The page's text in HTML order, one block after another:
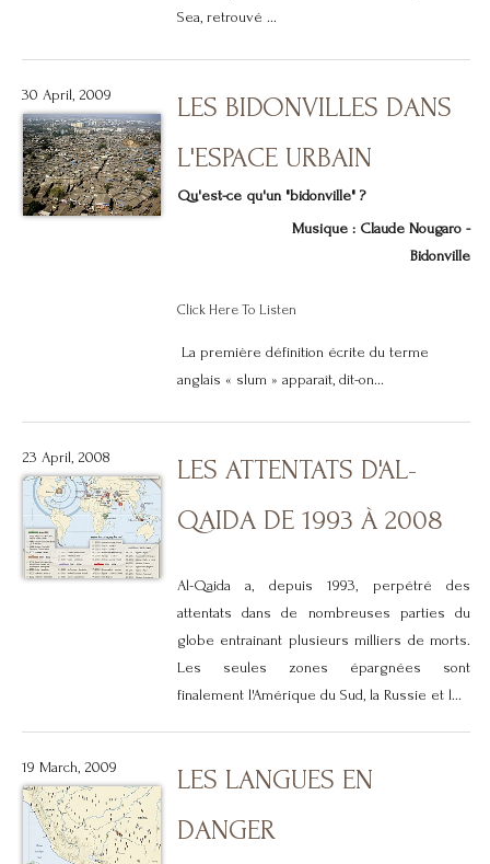
Sea, retrouvé ...
30 April, 2009
LES BIDONVILLES DANS
L'ESPACE URBAIN
Qu'est-ce qu'un "bidonville" ?
Musique : Claude Nougaro -
Bidonville
Click Here To Listen
La première définition écrite du terme
anglais « slum » apparaît, dit-on...
23 April, 2008
LES ATTENTATS D'AL-
QAIDA DE 1993 À 2008
Al-Qaidaa,
depuis 1993, perpétré des
attentats dans de nombreuses parties du
globe entrainant plusieurs milliers de morts.
Les seules zones épargnées sont
finalement l'Amérique du Sud, la Russie et l...
19 March, 2009
LES LANGUES EN
DANGER